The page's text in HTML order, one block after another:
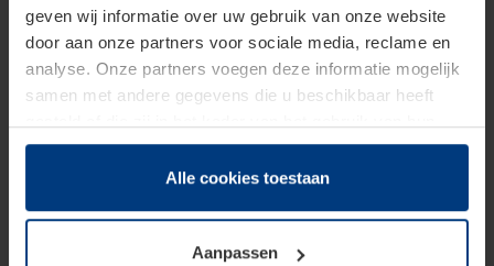
geven wij informatie over uw gebruik van onze website
door aan onze partners voor sociale media, reclame en
analyse. Onze partners voegen deze informatie mogelijk
samen met andere gegevens die u beschikbaar heeft
dienstverlening hebben verzameld.
Juridisch zijn wij gerechtigd om cookies op uw computer
onze pagina's absoluut noodzakelijk is. Voor alle andere
soorten cookies is uw toestemming vereist. Uw
Alle cookies toestaan
Aanpassen